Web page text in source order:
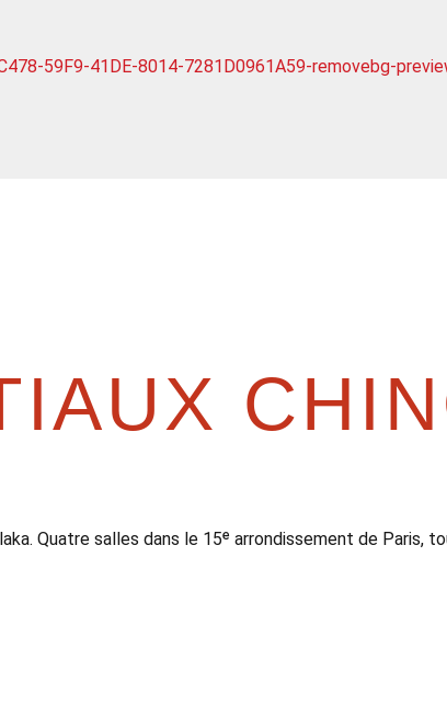
Quatre salles dans le 15ᵉ arrondissement de Paris,